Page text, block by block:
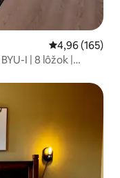
Priemerné
4,96 (165)
I | 8 lôžok |